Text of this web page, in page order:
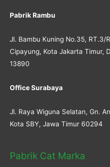
Pabrik Rambu
Jl. Bambu Kuning No.35, RT.3/
Cipayung, Kota Jakarta Timur,
13890
Office Surabaya
Jl. Raya Wiguna Selatan, Gn.
Kota SBY, Jawa Timur 60294
Pabrik Cat Marka